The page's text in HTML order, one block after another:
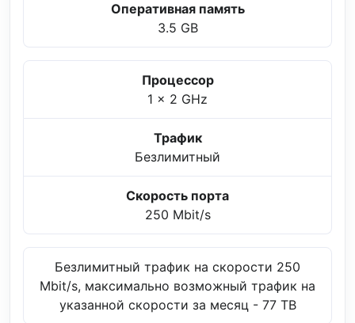
Оперативная память
3.5 GB
Процессор
1 x 2 GHz
Трафик
Безлимитный
Скорость порта
250 Mbit/s
Безлимитный трафик на скорости 250
Mbit/s, максимально возможный трафик на
указанной скорости за месяц - 77 TB